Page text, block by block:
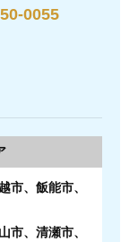
0055
市、飯能市、
市、清瀬市、